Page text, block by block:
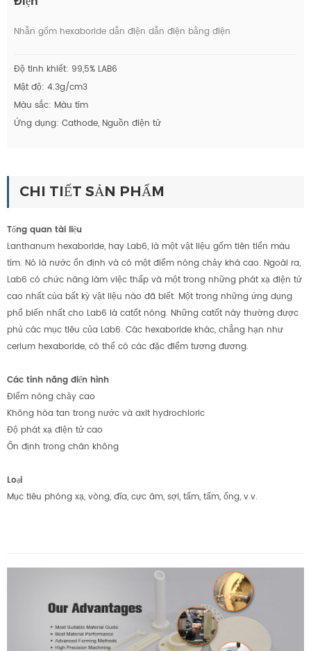
Nhẫn gốm hexaboride dẫn điện dẫn điện bằng điện
Độ tinh khiết: 99,5% LAB6
Mật độ: 4.3g/cm3
Màu sắc: Màu tím
Ứng dụng: Cathode, Nguồn điện tử
CHI TIẾT SẢN PHẨM
Tổng quan tài liệu
Lanthanum hexaboride, hay Lab6, là một vật liệu gốm tiên tiến màu
tím. Nó là nước ổn định và có một điểm nóng chảy khá cao. Ngoài ra,
Lab6 có chức năng làm việc thấp và một trong những phát xạ điện tử
cao nhất của bất kỳ vật liệu nào đã biết. Một trong những ứng dụng
phổ biến nhất cho Lab6 là catốt nóng. Những catốt này thường được
phủ các mục tiêu của Lab6. Các hexaboride khác, chẳng hạn như
cerium hexaboride, có thể có các đặc điểm tương đương.
Các tính năng điển hình
Điểm nóng chảy cao
Không hòa tan trong nước và axit hydrochloric
Độ phát xạ điện tử cao
Ổn định trong chân không
Loại
Mục tiêu phóng xạ, vòng, đĩa, cực âm, sợi, tấm, tấm, ống, v.v.